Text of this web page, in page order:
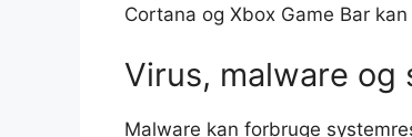
Cortana og Xbox Game Bar
Virus, malware og
Malware kan forbruge